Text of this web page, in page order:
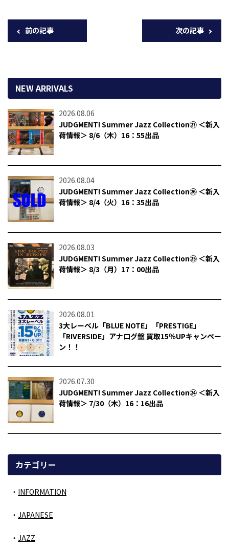
前の記事 次の記事
NEW ARRIVALS
2026.08.06
JUDGMENT! Summer Jazz Collection㉗ ＜新入
荷情報＞ 8/6（木）16：55出品
2026.08.04
JUDGMENT! Summer Jazz Collection㉖ ＜新入
荷情報＞ 8/4（火）16：35出品
2026.08.03
JUDGMENT! Summer Jazz Collection㉕ ＜新入
荷情報＞ 8/3（月）17：00出品
2026.08.01
3大レーベル「BLUE NOTE」「PRESTIGE」
「RIVERSIDE」アナログ盤 買取15％UPキャンペー
ン！！
2026.07.30
JUDGMENT! Summer Jazz Collection㉔ ＜新入
荷情報＞ 7/30（木）16：16出品
カテゴリー
INFORMATION
JAPANESE
JAZZ